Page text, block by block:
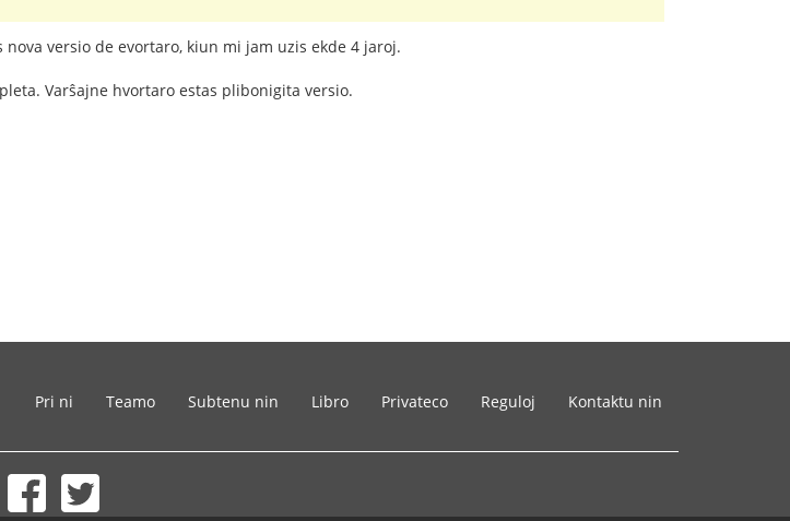
versio de evortaro, kiun mi jam uzis ekde 4 jaroj.
Varŝajne hvortaro estas plibonigita versio.
Pri ni Teamo Subtenu nin Libro Privateco Reguloj Kontaktu nin